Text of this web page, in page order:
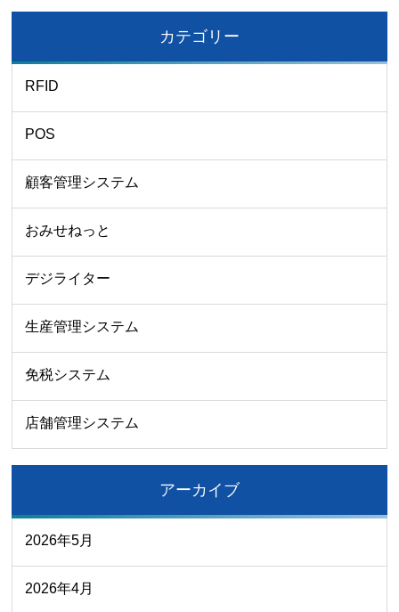
カテゴリー
RFID
POS
顧客管理システム
おみせねっと
デジライター
生産管理システム
免税システム
店舗管理システム
アーカイブ
2026年5月
2026年4月